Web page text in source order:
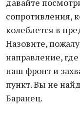
давайте
сопротивления,
колеблется в
Назовите,
направление,
наш фронт и
пункт. Вы не
Баранец.